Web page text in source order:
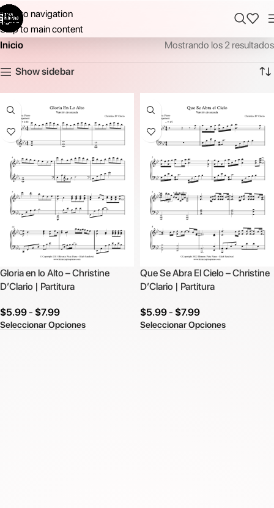
Skip to navigation
Skip to main content
Inicio
Mostrando los 2 resultados
Show sidebar
Gloria en lo Alto – Christine
D’Clario | Partitura
$5.99- $7.99
Seleccionar Opciones
Que Se Abra El Cielo – Christine
D’Clario | Partitura
$5.99- $7.99
Seleccionar Opciones